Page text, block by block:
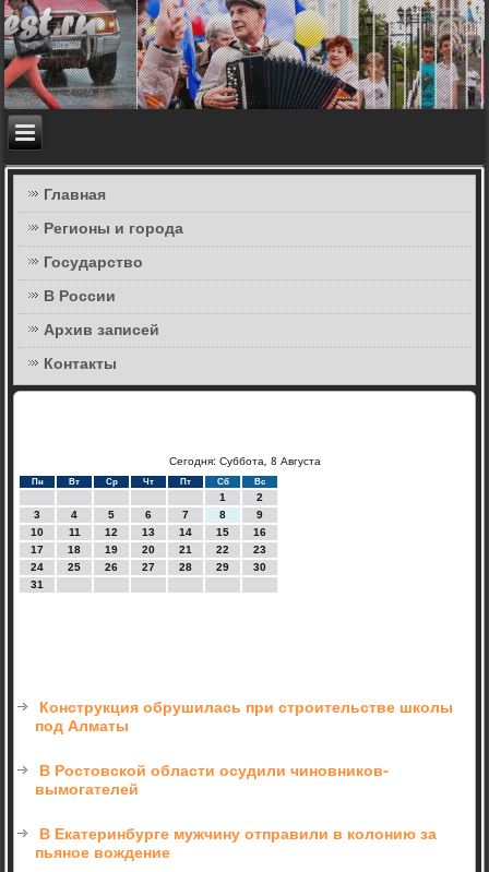
Главная
Регионы и города
Государство
В России
Архив записей
Контакты
Сегодня: Суббота, 8 Августа
Пн Вт Ср Чт Пт Сб Вс
1
2
3
4 5 6 7 8
9
10
11 12 13 14 15
16
17
18 19 20 21 22
23
24
25 26 27 28 29
30
31
Конструкция обрушилась при строительстве школы
под Алматы
В Ростовской области осудили чиновников-
вымогателей
В Екатеринбурге мужчину отправили в колонию за
пьяное вождение